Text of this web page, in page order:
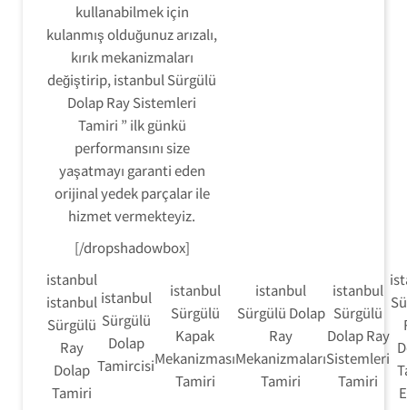
kullanabilmek için
kulanmış olduğunuz arızalı,
kırık mekanizmaları
değiştirip, istanbul Sürgülü
Dolap Ray Sistemleri
Tamiri ” ilk günkü
performansını size
yaşatmayı garanti eden
orijinal yedek parçalar ile
hizmet vermekteyiz.
[/dropshadowbox]
istanbul
istanbul
Sürgülü
Ray
Dolap
Tamiri
istanbul
Sürgülü
Dolap
Tamircisi
istanbul
Sürgülü
Kapak
Mekanizması
Tamiri
istanbul
Sürgülü Dolap
Ray
Mekanizmaları
Tamiri
istanbul
Sürgülü
Dolap Ray
Sistemleri
Tamiri